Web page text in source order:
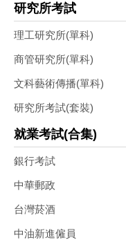
研究所考試
理工研究所(單科)
商管研究所(單科)
文科藝術傳播(單科)
研究所考試(套裝)
就業考試(合集)
銀行考試
中華郵政
台灣菸酒
中油新進僱員